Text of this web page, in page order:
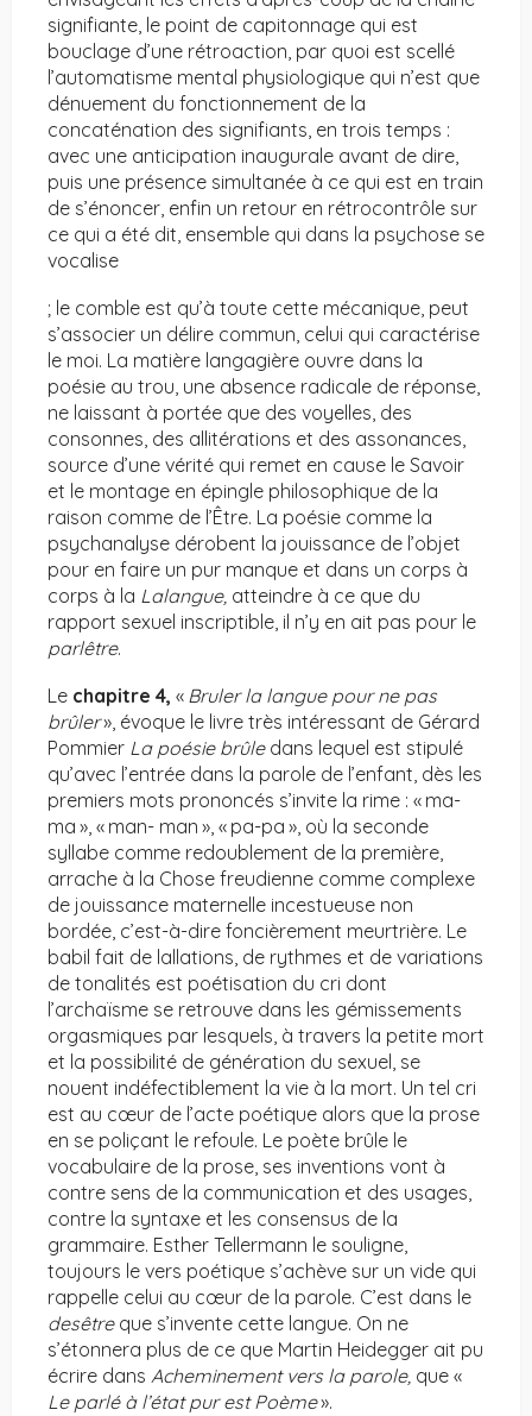
signifiante, le point de capitonnage qui est
bouclage d’une rétroaction, par quoi est scellé
l’automatisme mental physiologique qui n’est que
dénuement du fonctionnement de la
concaténation des signifiants, en trois temps :
avec une anticipation inaugurale avant de dire,
puis une présence simultanée à ce qui est en train
de s’énoncer, enfin un retour en rétrocontrôle sur
ce qui a été dit, ensemble qui dans la psychose se
vocalise
; le comble est qu’à toute cette mécanique, peut
s’associer un délire commun, celui qui caractérise
le moi. La matière langagière ouvre dans la
poésie au trou, une absence radicale de réponse,
ne laissant à portée que des voyelles, des
consonnes, des allitérations et des assonances,
source d’une vérité qui remet en cause le Savoir
et le montage en épingle philosophique de la
raison comme de l’Être. La poésie comme la
psychanalyse dérobent la jouissance de l’objet
pour en faire un pur manque et dans un corps à
corps à la Lalangue, atteindre à ce que du
rapport sexuel inscriptible, il n’y en ait pas pour le
parlêtre.
Le chapitre 4, « Bruler la langue pour ne pas
brûler», évoque le livre très intéressant de Gérard
Pommier La poésie brûle dans lequel est stipulé
qu’avec l’entrée dans la parole de l’enfant, dès les
premiers mots prononcés s’invite la rime : « ma-
ma », « man- man », « pa-pa », où la seconde
syllabe comme redoublement de la première,
arrache à la Chose freudienne comme complexe
de jouissance maternelle incestueuse non
bordée, c’est-à-dire foncièrement meurtrière. Le
babil fait de lallations, de rythmes et de variations
de tonalités est poétisation du cri dont
l’archaïsme se retrouve dans les gémissements
orgasmiques par lesquels, à travers la petite mort
et la possibilité de génération du sexuel, se
nouent indéfectiblement la vie à la mort. Un tel cri
est au cœur de l’acte poétique alors que la prose
en se poliçant le refoule. Le poète brûle le
vocabulaire de la prose, ses inventions vont à
contre sens de la communication et des usages,
contre la syntaxe et les consensus de la
grammaire. Esther Tellermann le souligne,
toujours le vers poétique s’achève sur un vide qui
rappelle celui au cœur de la parole. C’est dans le
desêtre que s’invente cette langue. On ne
s’étonnera plus de ce que Martin Heidegger ait pu
écrire dans Acheminement vers la parole, que «
Le parlé à l’état pur est Poème».